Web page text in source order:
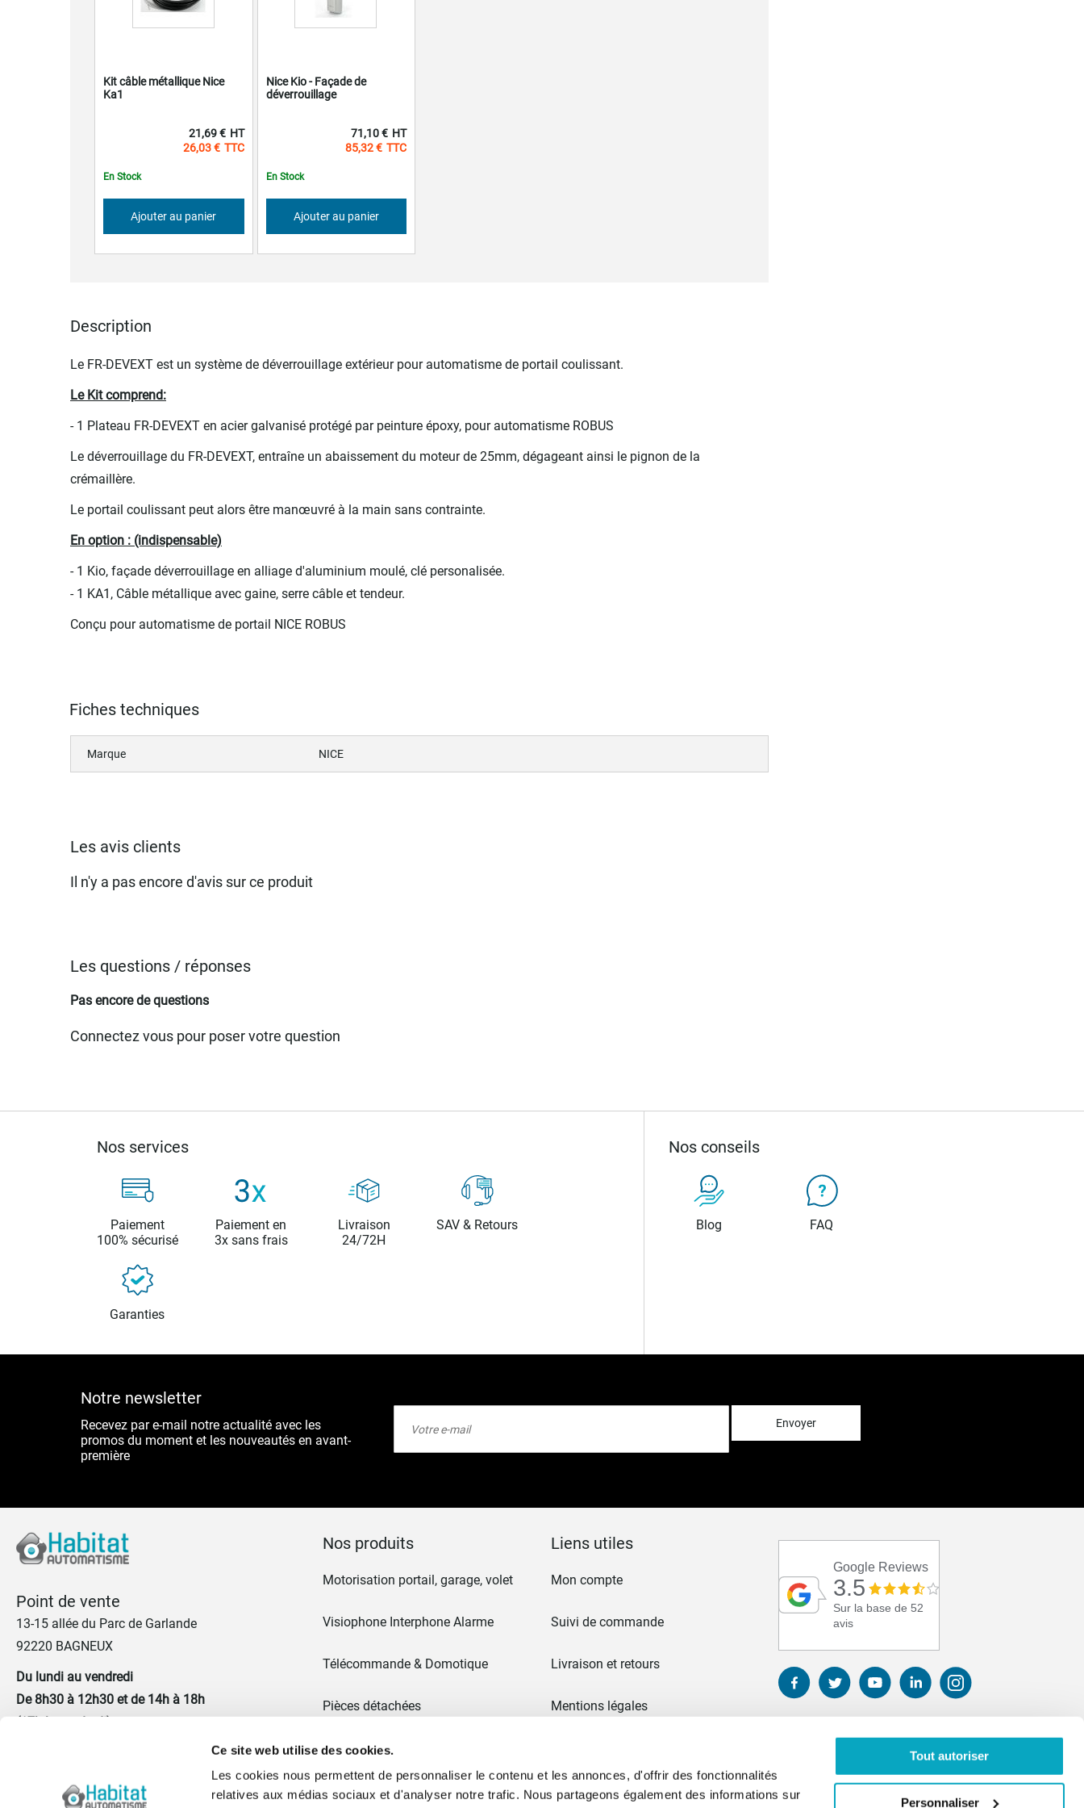
Ce site web utilise des cookies.
Les cookies nous permettent de personnaliser le contenu et les annonces, d'offrir des fonctionnalités
relatives aux médias sociaux et d'analyser notre trafic. Nous partageons également des informations sur
Tout autoriser
Personnaliser
Description
Le FR-DEVEXT est un système de déverrouillage extérieur pour automatisme de portail coulissant.
Le Kit comprend:
- 1 Plateau FR-DEVEXT en acier galvanisé protégé par peinture époxy, pour automatisme ROBUS
Le déverrouillage du FR-DEVEXT, entraîne un abaissement du moteur de 25mm, dégageant ainsi le pignon de la
crémaillère.
Le portail coulissant peut alors être manœuvré à la main sans contrainte.
En option : (indispensable)
- 1 Kio, façade déverrouillage en alliage d'aluminium moulé, clé personalisée.
- 1 KA1, Câble métallique avec gaine, serre câble et tendeur.
Conçu pour automatisme de portail NICE ROBUS
Fiches techniques
Marque NICE
Les avis clients
Il n'y a pas encore d'avis sur ce produit
Les questions / réponses
Pas encore de questions
Connectez vous pour poser votre question
Kit câble métallique Nice
Ka1
En Stock
26,03 €
21,69 €
Ajouter au panier
Nice Kio - Façade de
déverrouillage
En Stock
85,32 €
71,10 €
Ajouter au panier
Nos services
Paiement
100% sécurisé
Paiement en
3x sans frais
Livraison
24/72H
SAV & Retours
Garanties
Nos conseils
Blog FAQ
Notre newsletter
Recevez par e-mail notre actualité avec les
promos du moment et les nouveautés en avant-
première
notre
:
Envoyer
Point de vente
13-15 allée du Parc de Garlande
92220 BAGNEUX
Du lundi au vendredi
De 8h30 à 12h30 et de 14h à 18h
Nous contacter
Nos produits
Motorisation portail, garage, volet
Visiophone Interphone Alarme
Télécommande & Domotique
Pièces détachées
Promo
Portes & Portails
Liens utiles
Mon compte
Suivi de commande
Livraison et retours
Mentions légales
Paiement en 3x sans frais
Google Reviews
3.5
Sur la base de 52
avis